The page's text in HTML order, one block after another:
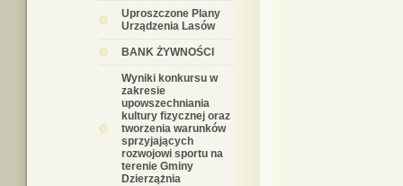
Uproszczone Plany
Urządzenia Lasów
BANK ŻYWNOŚCI
Wyniki konkursu w
zakresie
upowszechniania
kultury fizycznej oraz
tworzenia warunków
sprzyjających
rozwojowi sportu na
terenie Gminy
Dzierzążnia